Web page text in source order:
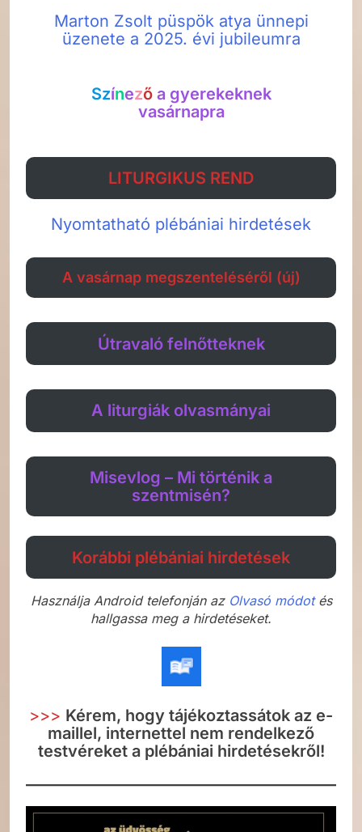
Marton Zsolt püspök atya ünnepi
üzenete a 2025. évi jubileumra
Színezőa gyerekeknek
vasárnapra
LITURGIKUS REND
Nyomtatható plébániai hirdetések
A vasárnap megszenteléséről (új)
Útravaló felnőtteknek
A liturgiák olvasmányai
Misevlog – Mi történik a
szentmisén?
Korábbi plébániai hirdetések
Használja Android telefonján az Olvasó módotés
hallgassa meg a hirdetéseket.
>>> Kérem, hogy tájékoztassátok az e-
maillel, internettel nem rendelkező
testvéreket a plébániai hirdetésekről!